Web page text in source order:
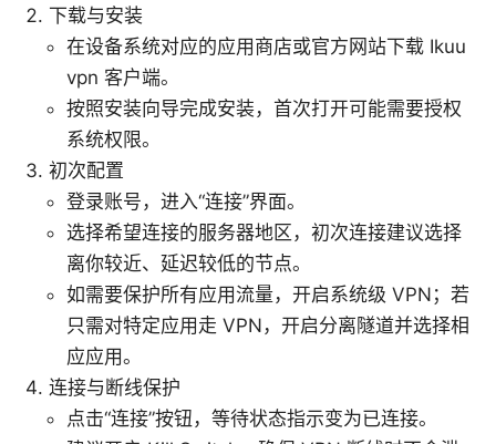
下载与安装
在设备系统对应的应用商店或官方网站下载 Ikuu
vpn 客户端。
按照安装向导完成安装，首次打开可能需要授权
系统权限。
初次配置
登录账号，进入“连接”界面。
选择希望连接的服务器地区，初次连接建议选择
离你较近、延迟较低的节点。
如需要保护所有应用流量，开启系统级 VPN；若
只需对特定应用走 VPN，开启分离隧道并选择相
应应用。
连接与断线保护
点击“连接”按钮，等待状态指示变为已连接。